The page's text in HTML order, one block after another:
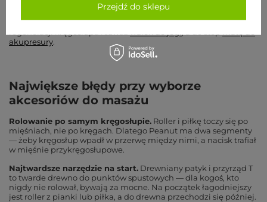
W skrócie: roller i piłka pracują na dużych partiach i powięzi,
kolce i drewno — punktowo, kamienie — chłodzą. Do biernej
akupresury.
Największe błędy przy wyborze
akcesoriów do masażu
Rolowanie po samym kręgosłupie. Roller i piłkę toczy się po
mięśniach, nie po kręgach. Dlatego Peanut ma dwa segmenty
— żeby kręgosłup wpadł w przerwę między nimi, a nacisk trafiał
w mięśnie przykręgosłupowe.
Najtwardsze narzędzie na start. Drewniany patyk i przyrząd T
to twarde drewno do punktów spustowych — dla kogoś, kto
nigdy nie rolował, bywają za mocne. Na początek łagodniejszy
jest roller z pianki lub piłka, a do drewna przechodzi się później.
Przejdź do sklepu